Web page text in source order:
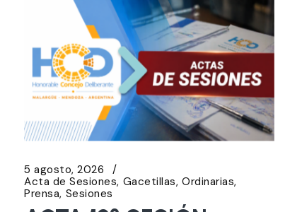
5 agosto, 2026
Acta de Sesiones Gacetillas Ordinarias
Prensa Sesiones